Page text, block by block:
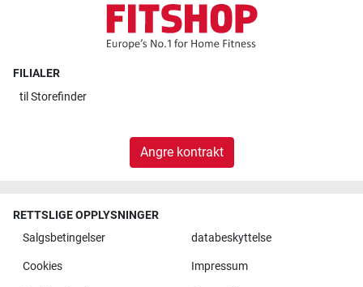
FILIALER
til Storefinder
Angre kontrakt
RETTSLIGE OPPLYSNINGER
Salgsbetingelser
databeskyttelse
Cookies Impressum